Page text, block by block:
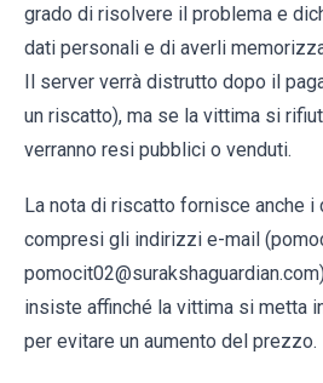
grado di risolvere il problema e
dati personali e di averli
Il server verrà distrutto dopo il
un riscatto), ma se la vittima si
verranno resi pubblici o venduti.
La nota di riscatto fornisce anche
compresi gli indirizzi e-mail
insiste affinché la vittima si metta
per evitare un aumento del prezzo.